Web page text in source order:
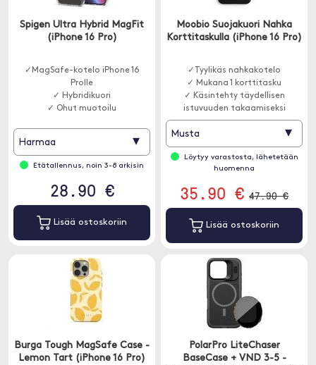
Spigen Ultra Hybrid MagFit
(iPhone 16 Pro)
✓MagSafe-kotelo iPhone 16
Prolle
✓ Hybridikuori
✓ Ohut muotoilu
Harmaa ▾
Etätallennus, noin 3-8 arkisin
28.90 €
Lisää ostoskoriin
Moobio Suojakuori Nahka
Korttitaskulla (iPhone 16 Pro)
✓Tyylikäs nahkakotelo
✓ Mukana 1 korttitasku
✓ Käsintehty täydellisen
istuvuuden takaamiseksi
Musta ▾
Löytyy varastosta, lähetetään
huomenna
35.90 € 47.90 €
Lisää ostoskoriin
Burga Tough MagSafe Case -
Lemon Tart (iPhone 16 Pro)
PolarPro LiteChaser
BaseCase + VND 3-5 -